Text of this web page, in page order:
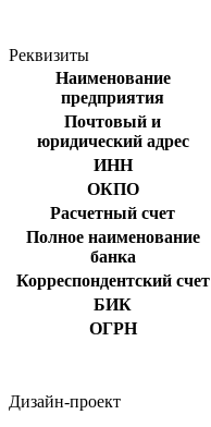
Реквизиты
Наименование
предприятия
Почтовый и
юридический адрес
ИНН
ОКПО
Расчетный счет
Полное наименование
банка
Корреспондентский счет
БИК
ОГРН
Дизайн-проект